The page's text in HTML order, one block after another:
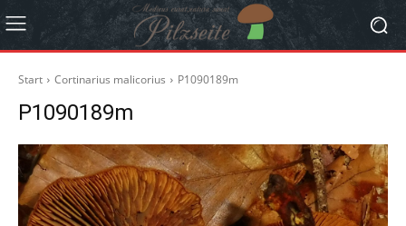
Start Cortinarius malicorius P1090189m
P1090189m